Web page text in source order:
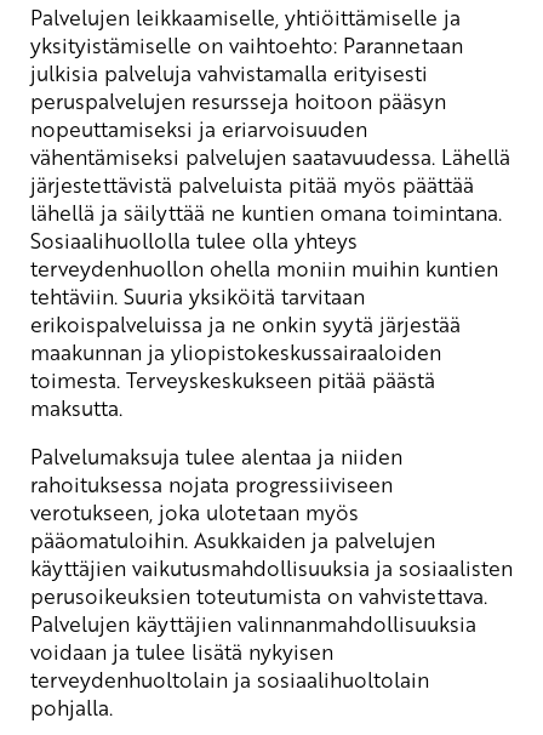
Palvelujen leikkaamiselle, yhtiöittämiselle ja
yksityistämiselle on vaihtoehto: Parannetaan
julkisia palveluja vahvistamalla erityisesti
peruspalvelujen resursseja hoitoon pääsyn
nopeuttamiseksi ja eriarvoisuuden
vähentämiseksi palvelujen saatavuudessa. Lähellä
järjestettävistä palveluista pitää myös päättää
lähellä ja säilyttää ne kuntien omana toimintana.
Sosiaalihuollolla tulee olla yhteys
terveydenhuollon ohella moniin muihin kuntien
tehtäviin. Suuria yksiköitä tarvitaan
erikoispalveluissa ja ne onkin syytä järjestää
maakunnan ja yliopistokeskussairaaloiden
toimesta. Terveyskeskukseen pitää päästä
maksutta.
Palvelumaksuja tulee alentaa ja niiden
rahoituksessa nojata progressiiviseen
verotukseen, joka ulotetaan myös
pääomatuloihin. Asukkaiden ja palvelujen
käyttäjien vaikutusmahdollisuuksia ja sosiaalisten
perusoikeuksien toteutumista on vahvistettava.
Palvelujen käyttäjien valinnanmahdollisuuksia
voidaan ja tulee lisätä nykyisen
terveydenhuoltolain ja sosiaalihuoltolain
pohjalla.